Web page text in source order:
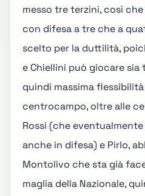
messo tre terzini, così
con difesa a tre che a
scelto per la duttilità,
e Chiellini può giocare
quindi massima
centrocampo, oltre alle
Rossi (che
anche in difesa) e Pirlo,
Montolivo che sta già
maglia della Nazionale,